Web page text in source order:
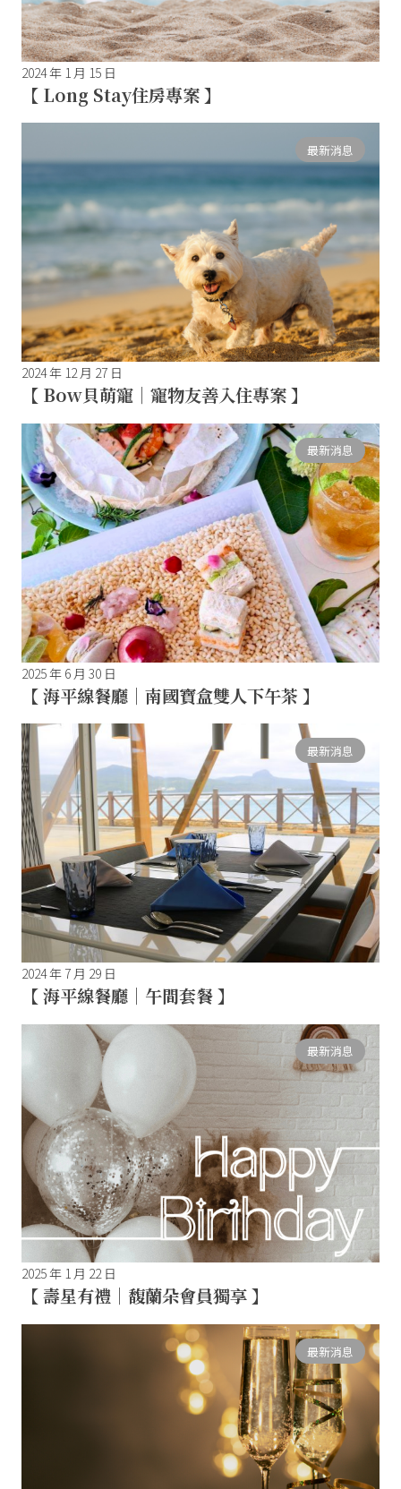
2024 年 1 月 15 日
【 Long Stay住房專案 】
最新消息
2024 年 12 月 27 日
【 Bow貝萌寵｜寵物友善入住專案 】
最新消息
2025 年 6 月 30 日
【 海平線餐廳｜南國寶盒雙人下午茶 】
最新消息
2024 年 7 月 29 日
【 海平線餐廳｜午間套餐 】
最新消息
2025 年 1 月 22 日
【 壽星有禮｜馥蘭朵會員獨享 】
最新消息